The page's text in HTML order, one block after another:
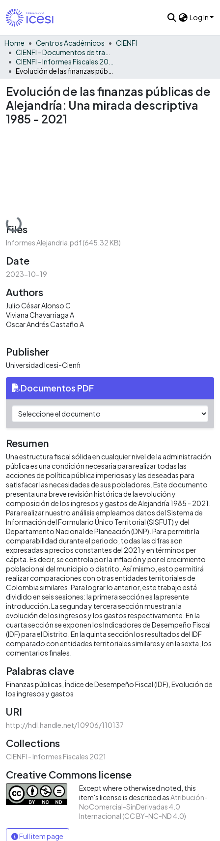
Log In
Home Centros Académicos
CIENFI
Evolución de las finanzas públicas de
Alejandría: Una mirada descriptiva
1985 - 2021
Loading...
Files
Informes Alejandria.pdf(645.32 KB)
Date
2023-10-19
Authors
Julio César Alonso C
Viviana Chavarriaga A
Oscar Andrés Castaño A
Publisher
Universidad Icesi-Cienfi
Documentos PDF
Resumen
Una estructura fiscal sólida en cualquier nivel de la administración
pública es una condición necesaria para realizar todas las
acciones de política pública imperiosas y las deseadas para
satisfacer las necesidades de sus pobladores. Este documento
presenta una breve revisión histórica de la evolución y
composición de los ingresos y gastos de Alejandría 1985 - 2021.
Para realizar nuestro análisis empleamos datos del Sistema de
Información del Formulario Único Territorial (SISFUT) y del
Departamento Nacional de Planeación (DNP). Para permitir la
comparabilidad durante el periodo, todas las cifras son
expresadas a precios constantes del 2021 y en términos per
cápita. Es decir, se controla por la inflación y por el crecimiento
poblacional del municipio o distrito. Así mismo, esto permitirá
realizar comparaciones con otras entidades territoriales de
Colombia similares. Para lograr lo anterior, este trabajo está
dividido en seis sesiones: la primera sección es la presente
introducción. La segunda y tercera sección muestran la
evolución de los ingresos y los gastos respectivamente. En la
cuarta sección se exponen los Indicadores de Desempeño Fiscal
(IDF) para el Distrito. En la quinta sección los resultados del IDF
comparado con entidades territoriales similares y en la sexta, los
comentarios finales.
Palabras clave
Finanzas públicas Índice de Desempeño Fiscal (IDF) Evolución de
los ingresos y gastos
URI
http://hdl.handle.net/10906/110137
Collections
CIENFI - Informes Fiscales 2021
Creative Commons license
Except where otherwised noted, this
item's license is described asAtribución-
NoComercial-SinDerivadas 4.0
Internacional (CC BY-NC-ND 4.0)
Full item page